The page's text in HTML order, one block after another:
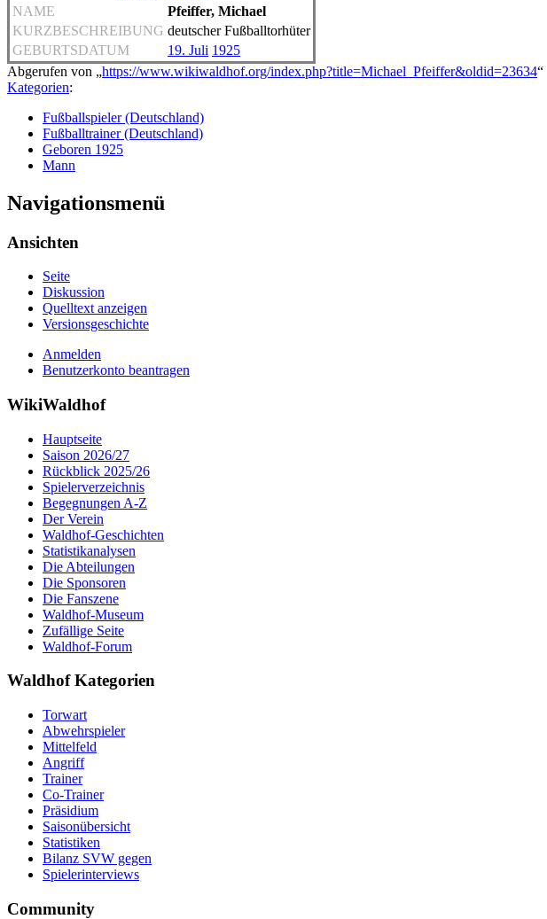
NAME
Pfeiffer, Michael
KURZBESCHREIBUNG deutscher Fußballtorhüter
GEBURTSDATUM
19. Juli 1925
Abgerufen von „https://www.wikiwaldhof.org/index.php?title=Michael_Pfeiffer&oldid=23634“
Kategorien:
Fußballspieler (Deutschland)
Fußballtrainer (Deutschland)
Geboren 1925
Mann
Navigationsmenü
Ansichten
Seite
Diskussion
Quelltext anzeigen
Versionsgeschichte
Anmelden
Benutzerkonto beantragen
WikiWaldhof
Hauptseite
Saison 2026/27
Rückblick 2025/26
Spielerverzeichnis
Begegnungen A-Z
Der Verein
Waldhof-Geschichten
Statistikanalysen
Die Abteilungen
Die Sponsoren
Die Fanszene
Waldhof-Museum
Zufällige Seite
Waldhof-Forum
Waldhof Kategorien
Torwart
Abwehrspieler
Mittelfeld
Angriff
Trainer
Co-Trainer
Präsidium
Saisonübersicht
Statistiken
Bilanz SVW gegen
Spielerinterviews
Community